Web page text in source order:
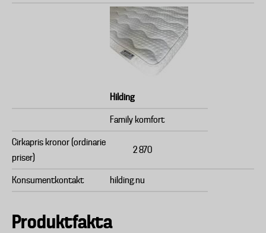
Hilding
Family komfort
Cirkapris kronor (ordinarie
priser)
2 870
Konsumentkontakt hilding.nu
Produktfakta